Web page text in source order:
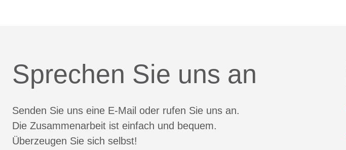
Sprechen Sie uns an
Senden Sie uns eine E-Mail oder rufen Sie uns an.
Die Zusammenarbeit ist einfach und bequem.
Überzeugen Sie sich selbst!